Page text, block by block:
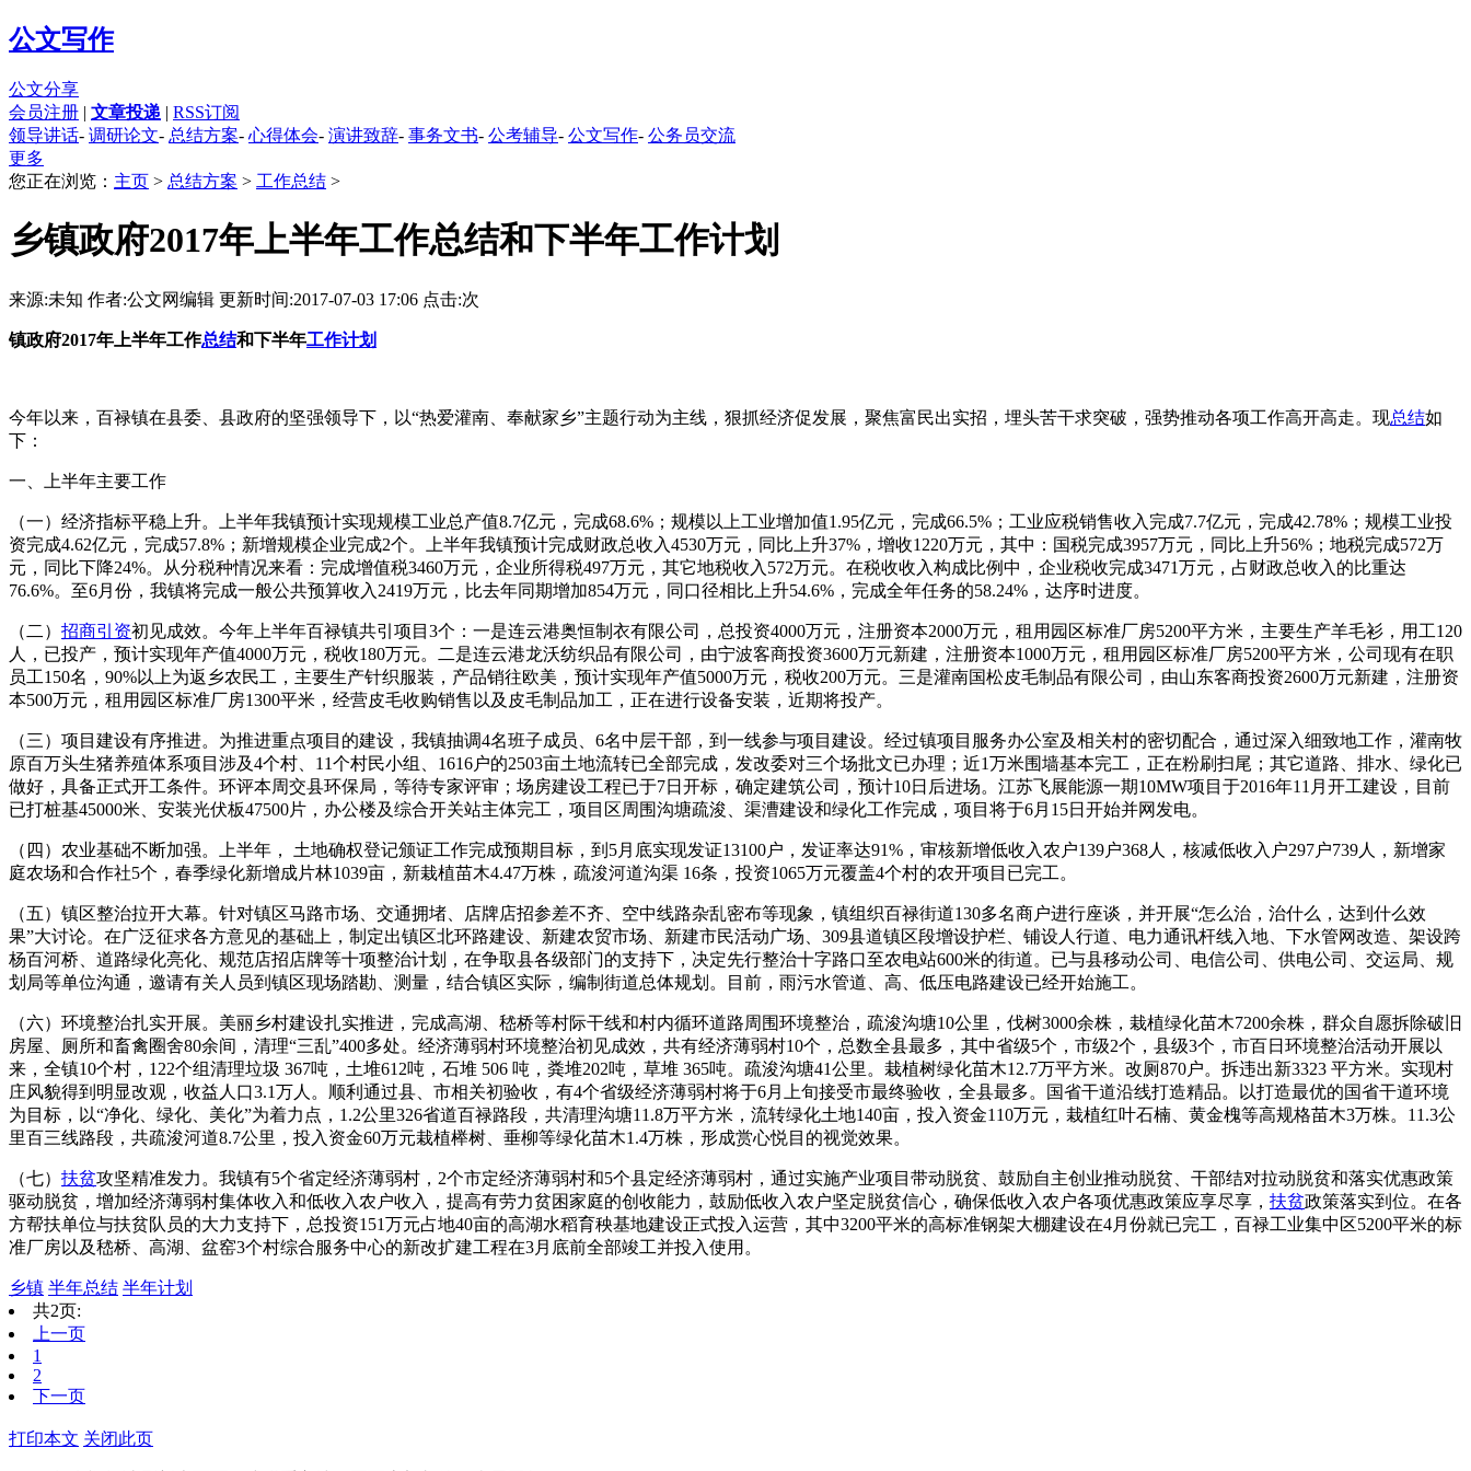
公文写作
公文分享
会员注册 | 文章投递 | RSS订阅
领导讲话- 调研论文- 总结方案- 心得体会- 演讲致辞- 事务文书- 公考辅导- 公文写作- 公务员交流
更多
您正在浏览： 主页 > 总结方案 > 工作总结 >
乡镇政府2017年上半年工作总结和下半年工作计划
来源:未知 作者:公文网编辑 更新时间:2017-07-03 17:06 点击:次
镇政府2017年上半年工作总结和下半年工作计划
今年以来，百禄镇在县委、县政府的坚强领导下，以“热爱灌南、奉献家乡”主题行动为主线，狠抓经济促发展，聚焦富民出实招，埋头苦干求突破，强势推动各项工作高开高走。现总结如
下：
一、上半年主要工作
（一）经济指标平稳上升。上半年我镇预计实现规模工业总产值8.7亿元，完成68.6%；规模以上工业增加值1.95亿元，完成66.5%；工业应税销售收入完成7.7亿元，完成42.78%；规模工业投
资完成4.62亿元，完成57.8%；新增规模企业完成2个。上半年我镇预计完成财政总收入4530万元，同比上升37%，增收1220万元，其中：国税完成3957万元，同比上升56%；地税完成572万
元，同比下降24%。从分税种情况来看：完成增值税3460万元，企业所得税497万元，其它地税收入572万元。在税收收入构成比例中，企业税收完成3471万元，占财政总收入的比重达
76.6%。至6月份，我镇将完成一般公共预算收入2419万元，比去年同期增加854万元，同口径相比上升54.6%，完成全年任务的58.24%，达序时进度。
（二） 招商引资初见成效。今年上半年百禄镇共引项目3个：一是连云港奥恒制衣有限公司，总投资4000万元，注册资本2000万元，租用园区标准厂房5200平方米，主要生产羊毛衫，用工120
人，已投产，预计实现年产值4000万元，税收180万元。二是连云港龙沃纺织品有限公司，由宁波客商投资3600万元新建，注册资本1000万元，租用园区标准厂房5200平方米，公司现有在职
员工150名，90%以上为返乡农民工，主要生产针织服装，产品销往欧美，预计实现年产值5000万元，税收200万元。三是灌南国松皮毛制品有限公司，由山东客商投资2600万元新建，注册资
本500万元，租用园区标准厂房1300平米，经营皮毛收购销售以及皮毛制品加工，正在进行设备安装，近期将投产。
（三）项目建设有序推进。为推进重点项目的建设，我镇抽调4名班子成员、6名中层干部，到一线参与项目建设。经过镇项目服务办公室及相关村的密切配合，通过深入细致地工作，灌南牧
原百万头生猪养殖体系项目涉及4个村、11个村民小组、1616户的2503亩土地流转已全部完成，发改委对三个场批文已办理；近1万米围墙基本完工，正在粉刷扫尾；其它道路、排水、绿化已
做好，具备正式开工条件。环评本周交县环保局，等待专家评审；场房建设工程已于7日开标，确定建筑公司，预计10日后进场。江苏飞展能源一期10MW项目于2016年11月开工建设，目前
已打桩基45000米、安装光伏板47500片，办公楼及综合开关站主体完工，项目区周围沟塘疏浚、渠漕建设和绿化工作完成，项目将于6月15日开始并网发电。
（四）农业基础不断加强。上半年， 土地确权登记颁证工作完成预期目标，到5月底实现发证13100户，发证率达91%，审核新增低收入农户139户368人，核减低收入户297户739人，新增家
庭农场和合作社5个，春季绿化新增成片林1039亩，新栽植苗木4.47万株，疏浚河道沟渠 16条，投资1065万元覆盖4个村的农开项目已完工。
（五）镇区整治拉开大幕。针对镇区马路市场、交通拥堵、店牌店招参差不齐、空中线路杂乱密布等现象，镇组织百禄街道130多名商户进行座谈，并开展“怎么治，治什么，达到什么效
果”大讨论。在广泛征求各方意见的基础上，制定出镇区北环路建设、新建农贸市场、新建市民活动广场、309县道镇区段增设护栏、铺设人行道、电力通讯杆线入地、下水管网改造、架设跨
杨百河桥、道路绿化亮化、规范店招店牌等十项整治计划，在争取县各级部门的支持下，决定先行整治十字路口至农电站600米的街道。已与县移动公司、电信公司、供电公司、交运局、规
划局等单位沟通，邀请有关人员到镇区现场踏勘、测量，结合镇区实际，编制街道总体规划。目前，雨污水管道、高、低压电路建设已经开始施工。
（六）环境整治扎实开展。美丽乡村建设扎实推进，完成高湖、嵇桥等村际干线和村内循环道路周围环境整治，疏浚沟塘10公里，伐树3000余株，栽植绿化苗木7200余株，群众自愿拆除破旧
房屋、厕所和畜禽圈舍80余间，清理“三乱”400多处。经济薄弱村环境整治初见成效，共有经济薄弱村10个，总数全县最多，其中省级5个，市级2个，县级3个，市百日环境整治活动开展以
来，全镇10个村，122个组清理垃圾 367吨，土堆612吨，石堆 506 吨，粪堆202吨，草堆 365吨。疏浚沟塘41公里。栽植树绿化苗木12.7万平方米。改厕870户。拆违出新3323 平方米。实现村
庄风貌得到明显改观，收益人口3.1万人。顺利通过县、市相关初验收，有4个省级经济薄弱村将于6月上旬接受市最终验收，全县最多。国省干道沿线打造精品。以打造最优的国省干道环境
为目标，以“净化、绿化、美化”为着力点，1.2公里326省道百禄路段，共清理沟塘11.8万平方米，流转绿化土地140亩，投入资金110万元，栽植红叶石楠、黄金槐等高规格苗木3万株。11.3公
里百三线路段，共疏浚河道8.7公里，投入资金60万元栽植榉树、垂柳等绿化苗木1.4万株，形成赏心悦目的视觉效果。
（七） 扶贫攻坚精准发力。我镇有5个省定经济薄弱村，2个市定经济薄弱村和5个县定经济薄弱村，通过实施产业项目带动脱贫、鼓励自主创业推动脱贫、干部结对拉动脱贫和落实优惠政策
驱动脱贫，增加经济薄弱村集体收入和低收入农户收入，提高有劳力贫困家庭的创收能力，鼓励低收入农户坚定脱贫信心，确保低收入农户各项优惠政策应享尽享， 扶贫政策落实到位。在各
方帮扶单位与扶贫队员的大力支持下，总投资151万元占地40亩的高湖水稻育秧基地建设正式投入运营，其中3200平米的高标准钢架大棚建设在4月份就已完工，百禄工业集中区5200平米的标
准厂房以及嵇桥、高湖、盆窑3个村综合服务中心的新改扩建工程在3月底前全部竣工并投入使用。
乡镇 半年总结 半年计划
共2页:
上一页
1
2
下一页
打印本文 关闭此页